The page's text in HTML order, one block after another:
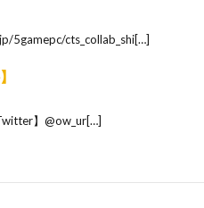
5gamepc/cts_collab_shi[…]
】@ow_ur[…]